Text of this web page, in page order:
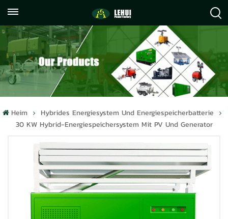
059122071372
info@lehuipowerfactory.com
Heim
Hybrides Energiesystem Und Energiespeicherbatterie
30 KW Hybrid-Energiespeichersystem Mit PV Und Generator